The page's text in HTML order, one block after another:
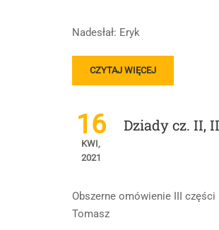
Nadesłał: Eryk
READ
MORE
PORÓWNANIE
DWÓCH
IDEALISTÓW
–
III
CZ.
CZYTAJ WIĘCEJ
16
KWI,
2021
Dziady cz. II,
Obszerne omówienie III
Tomasz